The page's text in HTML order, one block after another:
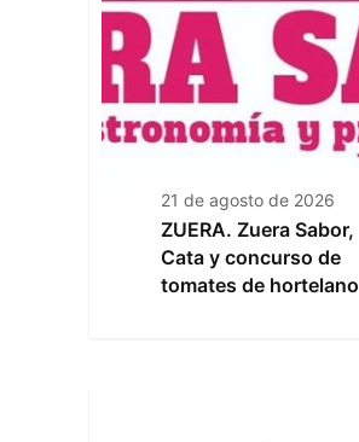
21 de agosto de 2026
ZUERA. Zuera Sabor,
Cata y concurso de
tomates de hortelano